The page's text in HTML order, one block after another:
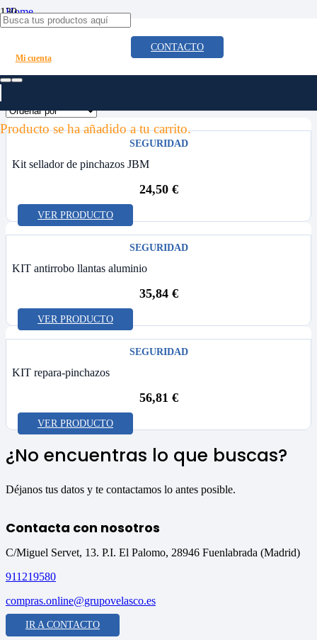
CONTACTO
Mi cuenta
Productose ha añadido a tu carrito.
Home
/
kit
SEGURIDAD
Kit sellador de pinchazos JBM
24,50 €
VER PRODUCTO
SEGURIDAD
KIT antirrobo llantas aluminio
35,84 €
VER PRODUCTO
SEGURIDAD
KIT repara-pinchazos
56,81 €
VER PRODUCTO
¿No encuentras lo que buscas?
Déjanos tus datos y te contactamos lo antes posible.
Contacta con nosotros
C/Miguel Servet, 13. P.I. El Palomo, 28946 Fuenlabrada (Madrid)
911219580
compras.online@grupovelasco.es
IR A CONTACTO